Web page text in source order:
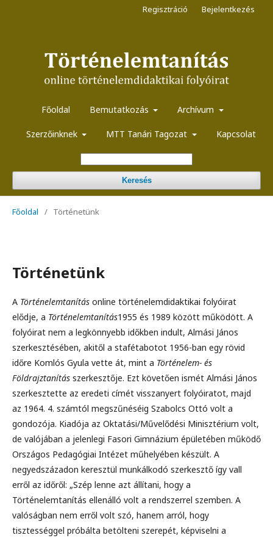
Főoldal Bemutatkozás Archívum
Szerzőinknek MTT Tanári Tagozat Kapcsolat
Keresés
Regisztráció Bejelentkezés
Főoldal / Történetünk
Történetünk
A Történelemtanítás online történelemdidaktikai folyóirat
elődje, a Történelemtanítás1955 és 1989 között működött. A
folyóirat nem a legkönnyebb időkben indult, Almási János
szerkesztésében, akitől a stafétabotot 1956-ban egy rövid
időre Komlós Gyula vette át, mint a Történelem- és
Földrajztanítás szerkesztője. Ezt követően ismét Almási János
szerkesztette az eredeti címét visszanyert folyóiratot, majd
az 1964. 4. számtól megszűnéséig Szabolcs Ottó volt a
gondozója. Kiadója az Oktatási/Művelődési Minisztérium volt,
de valójában a jelenlegi Fasori Gimnázium épületében működő
Országos Pedagógiai Intézet műhelyében készült. A
negyedszázadon keresztül munkálkodó szerkesztő így vall
erről az időről: „Szép lenne azt állítani, hogy a
Történelemtanítás ellenálló volt a rendszerrel szemben. A
valóságban nem erről volt szó, hanem arról, hogy
tisztességgel próbálta betölteni szerepét, képviselni a